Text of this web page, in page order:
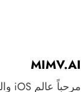
MIMV.AI
مرحباً عالم iOS والتقنية 🌟